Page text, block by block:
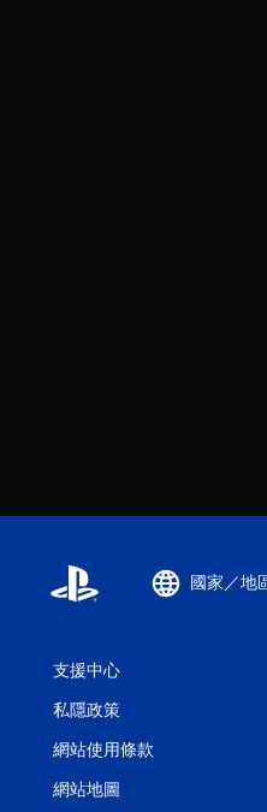
國家／地
支援中心
私隱政策
網站使用條款
網站地圖